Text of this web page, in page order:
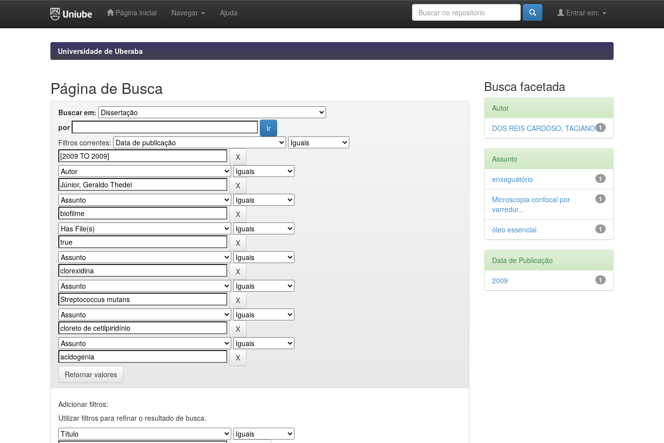
Página inicial Navegar Ajuda Entrar em:
Universidade de Uberaba
Página de Busca
Buscar em:
por
Filtros correntes:
Retornar valores
Adicionar filtros:
Utilizar filtros para refinar o resultado de busca.
Busca facetada
Autor
1
DOS REIS CARDOSO, TACIANO
Assunto
1
enxaguatório
1
Microscopia confocal por
varredur...
1
óleo essencial
Data de Publicação
1
2009